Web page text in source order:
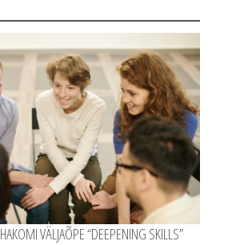
HAKOMI VÄLJAÕPE “DEEPENING SKILLS”